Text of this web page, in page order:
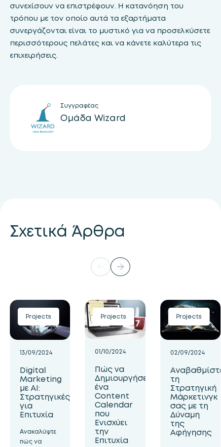
συνεχίσουν να επιστρέφουν. Η κατανόηση του
τρόπου με τον οποίο αυτά τα εξαρτήματα
συνεργάζονται είναι το μυστικό για να προσελκύσετε
περισσότερους πελάτες και να κάνετε καλύτερα τις
επιχειρήσεις.
Συγγραφέας
Ομάδα Wizard
Σχετικά Άρθρα
Projects
13/09/2024
Digital
Marketing
με AI:
Στρατηγικές
για
Επιτυχία
Ανακαλύψτε
πώς να
Projects
01/10/2024
Πώς να
Δημιουργήσετε
ένα
Content
Calendar
που
Ενισχύει
την
Επιτυχία
Projects
02/09/2024
τη
Στρατηγική
Μάρκετινγκ
σας με τη
Δύναμη
της
Αφήγησης